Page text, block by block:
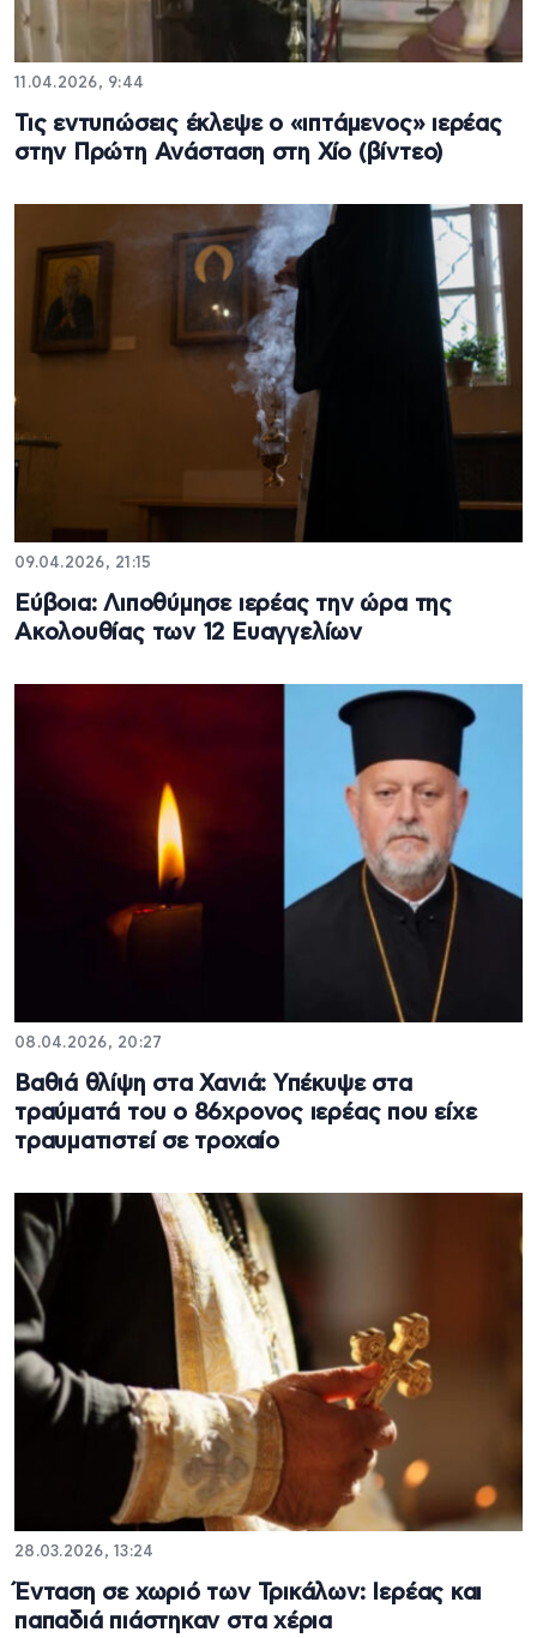
11.04.2026, 9:44
Τις εντυπώσεις έκλεψε ο «ιπτάμενος» ιερέας
στην Πρώτη Ανάσταση στη Χίο (βίντεο)
09.04.2026, 21:15
Εύβοια: Λιποθύμησε ιερέας την ώρα της
Ακολουθίας των 12 Ευαγγελίων
08.04.2026, 20:27
Βαθιά θλίψη στα Χανιά: Υπέκυψε στα
τραύματά του ο 86χρονος ιερέας που είχε
τραυματιστεί σε τροχαίο
28.03.2026, 13:24
Ένταση σε χωριό των Τρικάλων: Ιερέας και
παπαδιά πιάστηκαν στα χέρια